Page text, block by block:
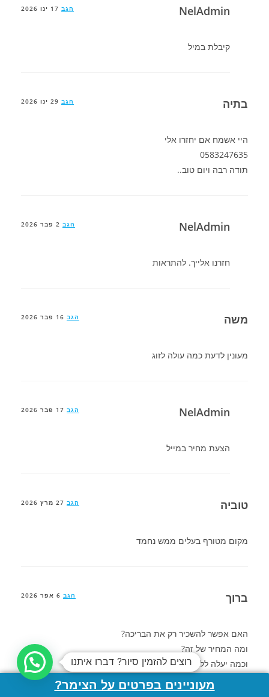
NelAdmin הגב 17 ינו 2026
קיבלת במיל
בתיה הגב 29 ינו 2026
היי אשמח אם יחזרו אלי
0583247635
תודה רבה ויום טוב..
NelAdmin הגב 2 פבר 2026
חזרנו אלייך. להתראות
משה הגב 16 פבר 2026
מעונין לדעת כמה עולה לזוג
NelAdmin הגב 17 פבר 2026
הצעת מחיר במייל
טוביה הגב 27 מרץ 2026
מקום מטורף בעלים ממש נחמד
ברוך הגב 6 אפר 2026
האם אפשר להשכיר רק את הבריכה?
ומה המחיר של זה?
וכמה יעלה ללילה עם חברים?
מעוניינים בפרטים על הצימר?
רוצים להזמין סיור? דברו איתנו